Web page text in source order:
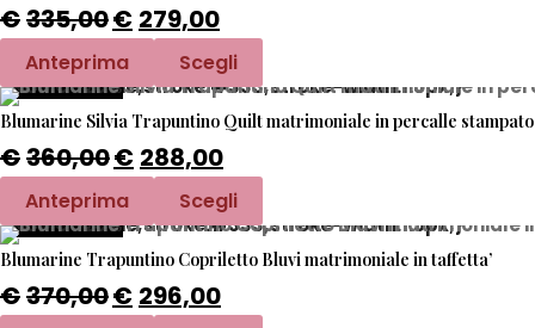
varianti.
Le
opzioni
essere
nella
del
€335,00Il
originale
era:
€335,00.
€ 279,00Il
prezzo
attuale
è:
€279,00.
Anteprima Scegli
prodotto
ha
varianti.
Le
opzioni
essere
.path{fill:none;stroke:#333;stroke-width:1.5px;}
PROMO -20%
Blumarine Silvia Trapuntino Quilt matrimoniale in percalle
€360,00Il
originale
era:
€360,00.
€ 288,00Il
prezzo
attuale
è:
Anteprima Scegli
prodotto
ha
.path{fill:none;stroke:#333;stroke-width:1.5px;}
PROMO -20%
Blumarine Trapuntino Copriletto Bluvi matrimoniale in taffetta’
€370,00Il
€ 296,00Il